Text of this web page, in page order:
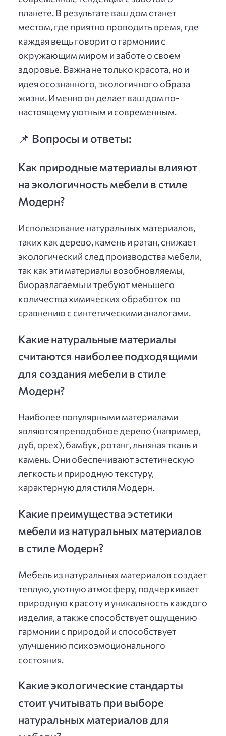
планете. В результате ваш дом станет
местом, где приятно проводить время, где
каждая вещь говорит о гармонии с
окружающим миром и заботе о своем
здоровье. Важна не только красота, но и
идея осознанного, экологичного образа
жизни. Именно он делает ваш дом по-
настоящему уютным и современным.
📌 Вопросы и ответы:
Как природные материалы влияют
на экологичность мебели в стиле
Модерн?
Использование натуральных материалов,
таких как дерево, камень и ратан, снижает
экологический след производства мебели,
так как эти материалы возобновляемы,
биоразлагаемы и требуют меньшего
количества химических обработок по
сравнению с синтетическими аналогами.
Какие натуральные материалы
считаются наиболее подходящими
для создания мебели в стиле
Модерн?
Наиболее популярными материалами
являются преподобное дерево (например,
дуб, орех), бамбук, ротанг, льняная ткань и
камень. Они обеспечивают эстетическую
легкость и природную текстуру,
характерную для стиля Модерн.
Какие преимущества эстетики
мебели из натуральных материалов
в стиле Модерн?
Мебель из натуральных материалов создает
теплую, уютную атмосферу, подчеркивает
природную красоту и уникальность каждого
изделия, а также способствует ощущению
гармонии с природой и способствует
улучшению психоэмоционального
состояния.
Какие экологические стандарты
стоит учитывать при выборе
натуральных материалов для